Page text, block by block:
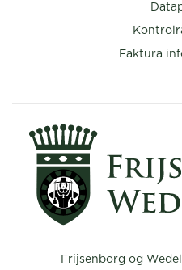
Frijsenborg og
Faktura